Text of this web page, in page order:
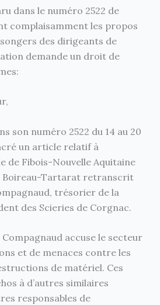
dans le numéro 2522 de
complaisamment les propos
des dirigeants de
demande un droit de
son numéro 2522 du 14 au 20
un article relatif à
de Fibois-Nouvelle Aquitaine
Boireau-Tartarat retranscrit
trésorier de la
des Scieries de Corgnac.
accuse le secteur
et de menaces contre les
de matériel. Ces
à d’autres similaires
responsables de